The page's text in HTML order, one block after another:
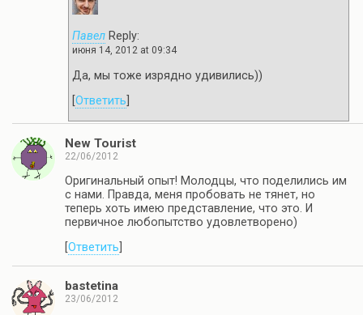
Павел Reply:
июня 14, 2012 at 09:34
Да, мы тоже изрядно удивились))
Ответить
New Tourist
22/06/2012
Оригинальный опыт! Молодцы, что поделились им
с нами. Правда, меня пробовать не тянет, но
теперь хоть имею представление, что это. И
первичное любопытство удовлетворено)
Ответить
bastetina
23/06/2012